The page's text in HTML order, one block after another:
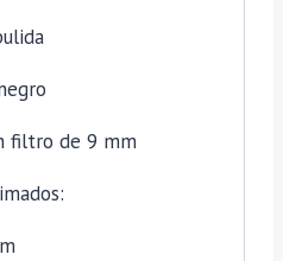
filtro de 9 mm